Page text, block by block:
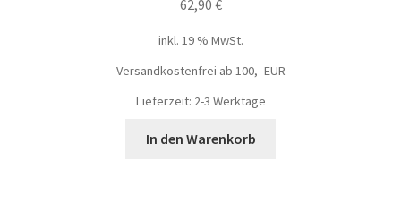
62,90 €
inkl. 19 % MwSt.
Versandkostenfrei ab 100,- EUR
Lieferzeit: 2-3 Werktage
In den Warenkorb